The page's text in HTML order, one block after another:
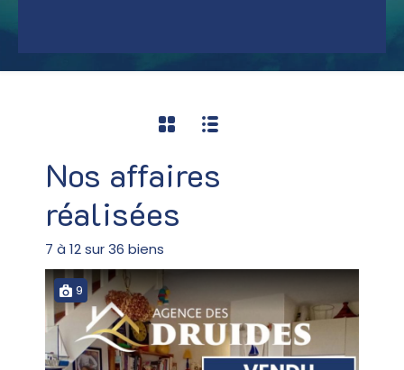
Nos affaires
réalisées
7 à 12sur36 biens
9